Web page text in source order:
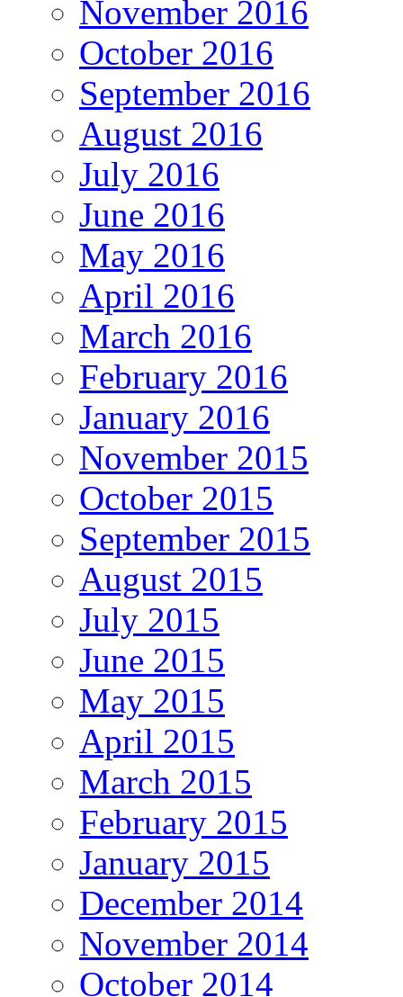
November 2016
October 2016
September 2016
August 2016
July 2016
June 2016
May 2016
April 2016
March 2016
February 2016
January 2016
November 2015
October 2015
September 2015
August 2015
July 2015
June 2015
May 2015
April 2015
March 2015
February 2015
January 2015
December 2014
November 2014
October 2014